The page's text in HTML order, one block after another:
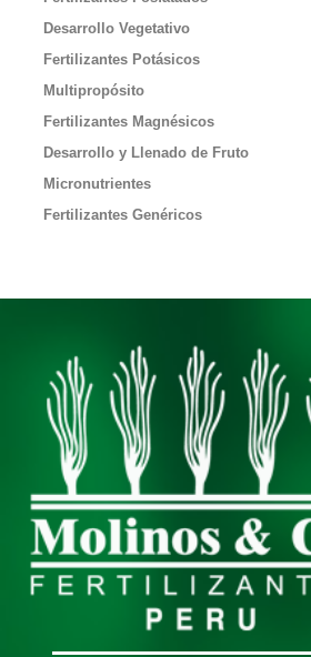
Desarrollo Vegetativo
Fertilizantes Potásicos
Multipropósito
Fertilizantes Magnésicos
Desarrollo y Llenado de Fruto
Micronutrientes
Fertilizantes Genéricos